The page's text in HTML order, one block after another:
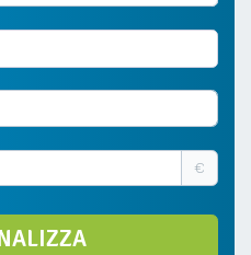
€